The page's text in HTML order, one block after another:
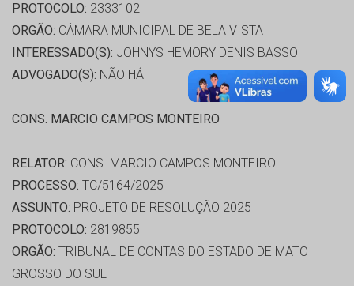
PROTOCOLO: 2333102
ORGÃO: CÂMARA MUNICIPAL DE BELA VISTA
INTERESSADO(S): JOHNYS HEMORY DENIS BASSO
ADVOGADO(S): NÃO HÁ
CONS. MARCIO CAMPOS MONTEIRO
RELATOR: CONS. MARCIO CAMPOS MONTEIRO
PROCESSO: TC/5164/2025
ASSUNTO: PROJETO DE RESOLUÇÃO 2025
PROTOCOLO: 2819855
ORGÃO: TRIBUNAL DE CONTAS DO ESTADO DE MATO
GROSSO DO SUL